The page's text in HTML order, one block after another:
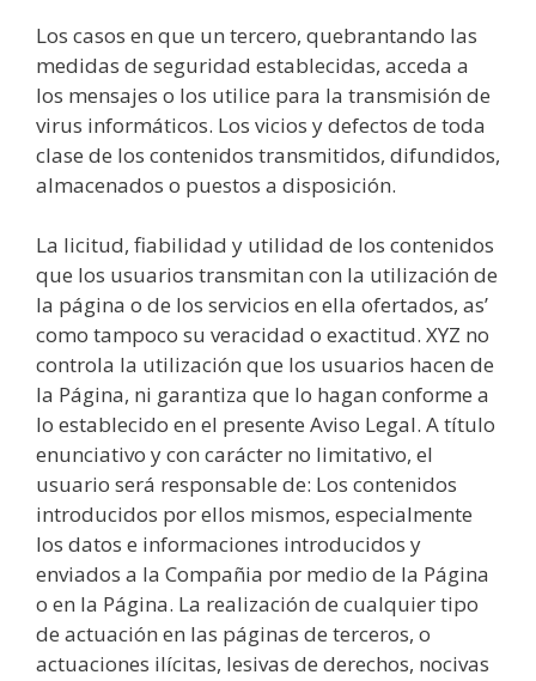
Los casos en que un tercero, quebrantando las
medidas de seguridad establecidas, acceda a
los mensajes o los utilice para la transmisión de
virus informáticos. Los vicios y defectos de toda
clase de los contenidos transmitidos, difundidos,
almacenados o puestos a disposición.
La licitud, fiabilidad y utilidad de los contenidos
que los usuarios transmitan con la utilización de
la página o de los servicios en ella ofertados, as’
como tampoco su veracidad o exactitud. XYZ no
controla la utilización que los usuarios hacen de
la Página, ni garantiza que lo hagan conforme a
lo establecido en el presente Aviso Legal. A título
enunciativo y con carácter no limitativo, el
usuario será responsable de: Los contenidos
introducidos por ellos mismos, especialmente
los datos e informaciones introducidos y
enviados a la Compañia por medio de la Página
o en la Página. La realización de cualquier tipo
de actuación en las páginas de terceros, o
actuaciones ilícitas, lesivas de derechos, nocivas